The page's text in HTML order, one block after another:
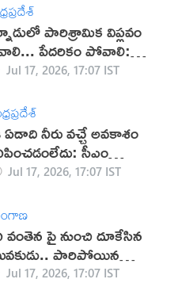
పారిశ్రామిక విప్లవం
పేదరికం పోవాలి:
Jul 17, 2026, 17:07 IST
నీరు వచ్చే అవకాశం
సీఎం
Jul 17, 2026, 17:07 IST
వంతెన పై నుంచి దూకేసిన
పారిపోయిన
Jul 17, 2026, 17:07 IST